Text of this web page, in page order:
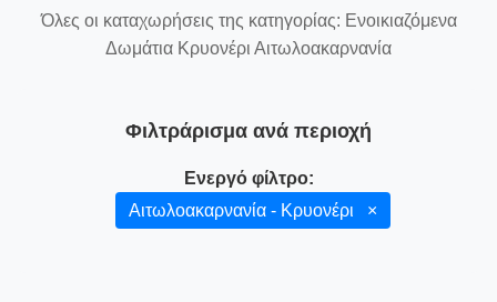
Όλες οι καταχωρήσεις της κατηγορίας: Ενοικιαζόμενα
Δωμάτια Κρυονέρι Αιτωλοακαρνανία
Φιλτράρισμα ανά περιοχή
Ενεργό φίλτρο:
Αιτωλοακαρνανία - Κρυονέρι
×